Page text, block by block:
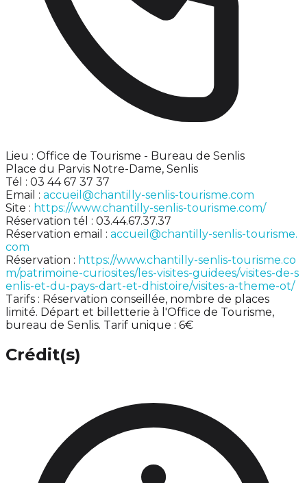
Lieu : Office de Tourisme - Bureau de Senlis
Place du Parvis Notre-Dame, Senlis
Tél : 03 44 67 37 37
Email : accueil@chantilly-senlis-tourisme.com
Site : https://www.chantilly-senlis-tourisme.com/
Réservation tél : 03.44.67.37.37
Réservation email : accueil@chantilly-senlis-tourisme.
com
Réservation : https://www.chantilly-senlis-tourisme.co
m/patrimoine-curiosites/les-visites-guidees/visites-de-s
enlis-et-du-pays-dart-et-dhistoire/visites-a-theme-ot/
Tarifs : Réservation conseillée, nombre de places
limité. Départ et billetterie à l'Office de Tourisme,
bureau de Senlis. Tarif unique : 6€
Crédit(s)